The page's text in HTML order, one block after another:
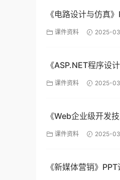
《电路设计与仿真
院 课件资料 2025-
《ASP.NET程序设
学院课件资料 2025-
《Web企业级开发
学院课件资料 2025-
《新媒体营销》